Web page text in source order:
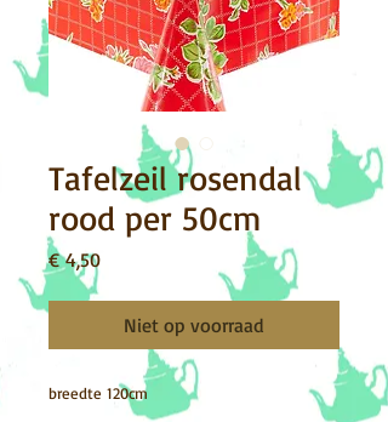
Tafelzeil rosendal
rood per 50cm
€ 4,50Prijs
Niet op voorraad
breedte 120cm